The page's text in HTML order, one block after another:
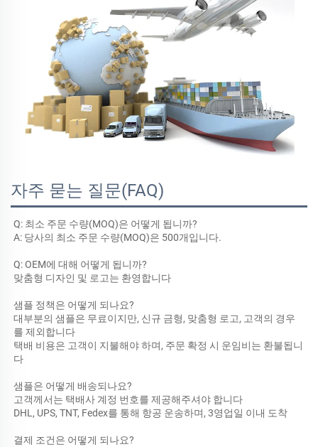
자주 묻는 질문(FAQ)
Q: 최소 주문 수량(MOQ)은 어떻게 됩니까?
A: 당사의 최소 주문 수량(MOQ)은 500개입니다.
Q: OEM에 대해 어떻게 됩니까?
맞춤형 디자인 및 로고는 환영합니다
샘플 정책은 어떻게 되나요?
대부분의 샘플은 무료이지만, 신규 금형, 맞춤형 로고, 고객의 경우
를 제외합니다
택배 비용은 고객이 지불해야 하며, 주문 확정 시 운임비는 환불됩니
다
샘플은 어떻게 배송되나요?
고객께서는 택배사 계정 번호를 제공해주셔야 합니다
DHL, UPS, TNT, Fedex를 통해 항공 운송하며, 3영업일 이내 도착
결제 조건은 어떻게 되나요?